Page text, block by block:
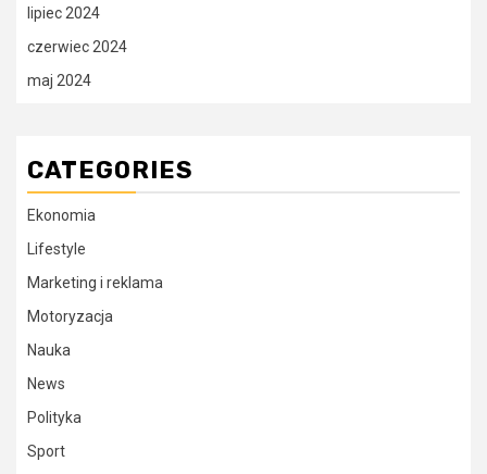
lipiec 2024
czerwiec 2024
maj 2024
CATEGORIES
Ekonomia
Lifestyle
Marketing i reklama
Motoryzacja
Nauka
News
Polityka
Sport